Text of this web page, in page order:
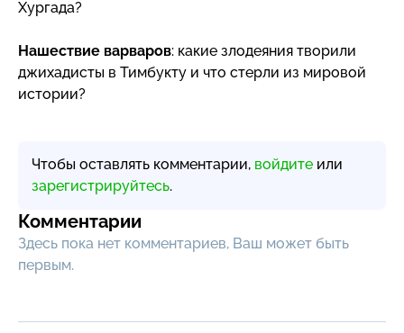
Хургада?
Нашествие варваров: какие злодеяния творили
джихадисты в Тимбукту и что стерли из мировой
истории?
Чтобы оставлять комментарии, войдите или
зарегистрируйтесь.
Комментарии
Здесь пока нет комментариев, Ваш может быть
первым.